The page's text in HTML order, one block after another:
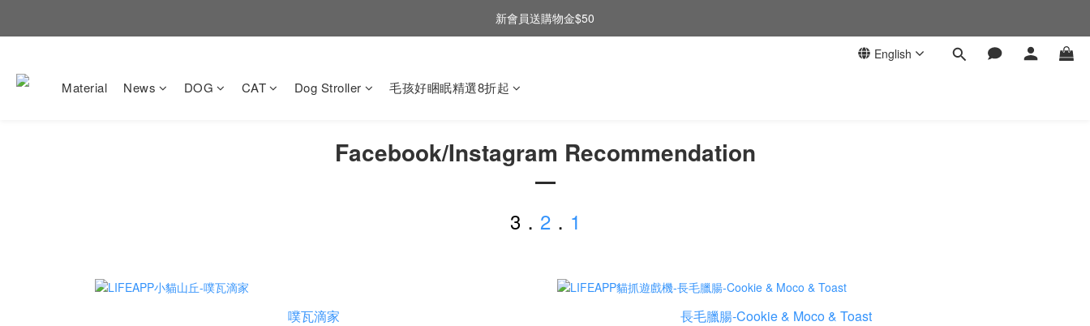
新會員送購物金$50
English
Material News DOG CAT Dog Stroller 毛孩好睏眠精選8折起
Facebook/Instagram Recommendation
3． 2． 1
噗瓦滴家 長毛臘腸-Cookie & Moco & Toast